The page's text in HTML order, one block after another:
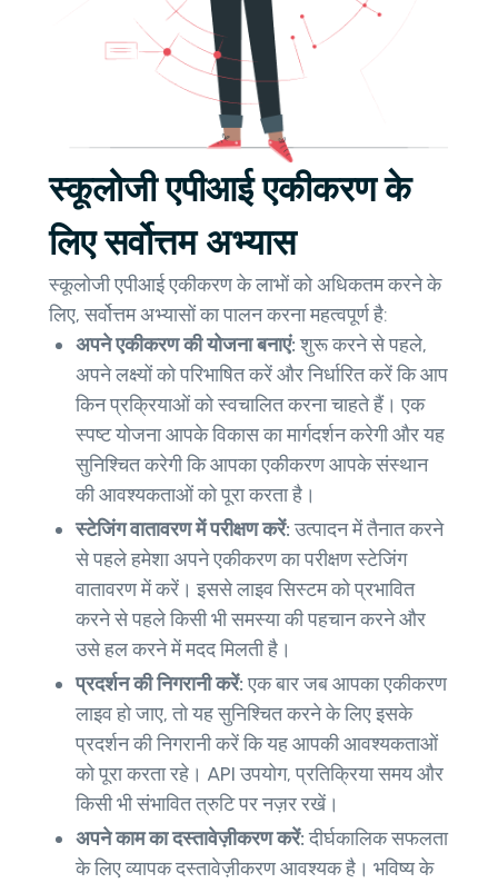
स्कूलोजी एपीआई एकीकरण के
लिए सर्वोत्तम अभ्यास
स्कूलोजी एपीआई एकीकरण के लाभों को अधिकतम करने के
लिए, सर्वोत्तम अभ्यासों का पालन करना महत्वपूर्ण है:
अपने एकीकरण की योजना बनाएं:शुरू करने से पहले,
अपने लक्ष्यों को परिभाषित करें और निर्धारित करें कि आप
किन प्रक्रियाओं को स्वचालित करना चाहते हैं। एक
स्पष्ट योजना आपके विकास का मार्गदर्शन करेगी और यह
सुनिश्चित करेगी कि आपका एकीकरण आपके संस्थान
की आवश्यकताओं को पूरा करता है।
स्टेजिंग वातावरण में परीक्षण करें:उत्पादन में तैनात करने
से पहले हमेशा अपने एकीकरण का परीक्षण स्टेजिंग
वातावरण में करें। इससे लाइव सिस्टम को प्रभावित
करने से पहले किसी भी समस्या की पहचान करने और
उसे हल करने में मदद मिलती है।
प्रदर्शन की निगरानी करें:एक बार जब आपका एकीकरण
लाइव हो जाए, तो यह सुनिश्चित करने के लिए इसके
प्रदर्शन की निगरानी करें कि यह आपकी आवश्यकताओं
को पूरा करता रहे। API उपयोग, प्रतिक्रिया समय और
किसी भी संभावित त्रुटि पर नज़र रखें।
अपने काम का दस्तावेज़ीकरण करें:दीर्घकालिक सफलता
के लिए व्यापक दस्तावेज़ीकरण आवश्यक है। भविष्य के